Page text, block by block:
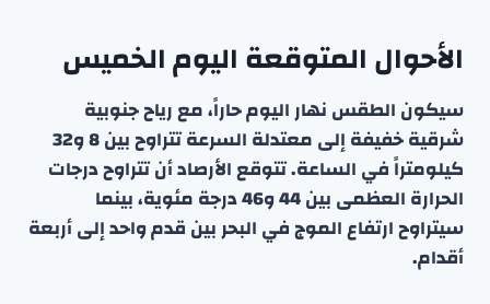
الأحوال المتوقعة اليوم الخميس
سيكون الطقس نهار اليوم حاراً، مع رياح جنوبية
شرقية خفيفة إلى معتدلة السرعة تتراوح بين 8 و32
كيلومتراً في الساعة. تتوقع الأرصاد أن تتراوح درجات
الحرارة العظمى بين 44 و46 درجة مئوية، بينما
سيتراوح ارتفاع الموج في البحر بين قدم واحد إلى أربعة
أقدام.